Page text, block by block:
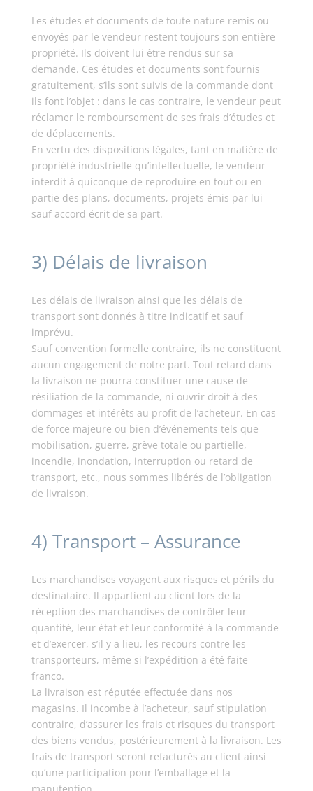
Les études et documents de toute nature remis ou
envoyés par le vendeur restent toujours son entière
propriété. Ils doivent lui être rendus sur sa
demande. Ces études et documents sont fournis
gratuitement, s’ils sont suivis de la commande dont
ils font l’objet : dans le cas contraire, le vendeur peut
réclamer le remboursement de ses frais d’études et
de déplacements.
En vertu des dispositions légales, tant en matière de
propriété industrielle qu’intellectuelle, le vendeur
interdit à quiconque de reproduire en tout ou en
partie des plans, documents, projets émis par lui
sauf accord écrit de sa part.
3) Délais de livraison
Les délais de livraison ainsi que les délais de
transport sont donnés à titre indicatif et sauf
imprévu.
Sauf convention formelle contraire, ils ne constituent
aucun engagement de notre part. Tout retard dans
la livraison ne pourra constituer une cause de
résiliation de la commande, ni ouvrir droit à des
dommages et intérêts au profit de l’acheteur. En cas
de force majeure ou bien d’événements tels que
mobilisation, guerre, grève totale ou partielle,
incendie, inondation, interruption ou retard de
transport, etc., nous sommes libérés de l’obligation
de livraison.
4) Transport – Assurance
Les marchandises voyagent aux risques et périls du
destinataire. Il appartient au client lors de la
réception des marchandises de contrôler leur
quantité, leur état et leur conformité à la commande
et d’exercer, s’il y a lieu, les recours contre les
transporteurs, même si l’expédition a été faite
franco.
La livraison est réputée effectuée dans nos
magasins. Il incombe à l’acheteur, sauf stipulation
contraire, d’assurer les frais et risques du transport
des biens vendus, postérieurement à la livraison. Les
frais de transport seront refacturés au client ainsi
qu’une participation pour l’emballage et la